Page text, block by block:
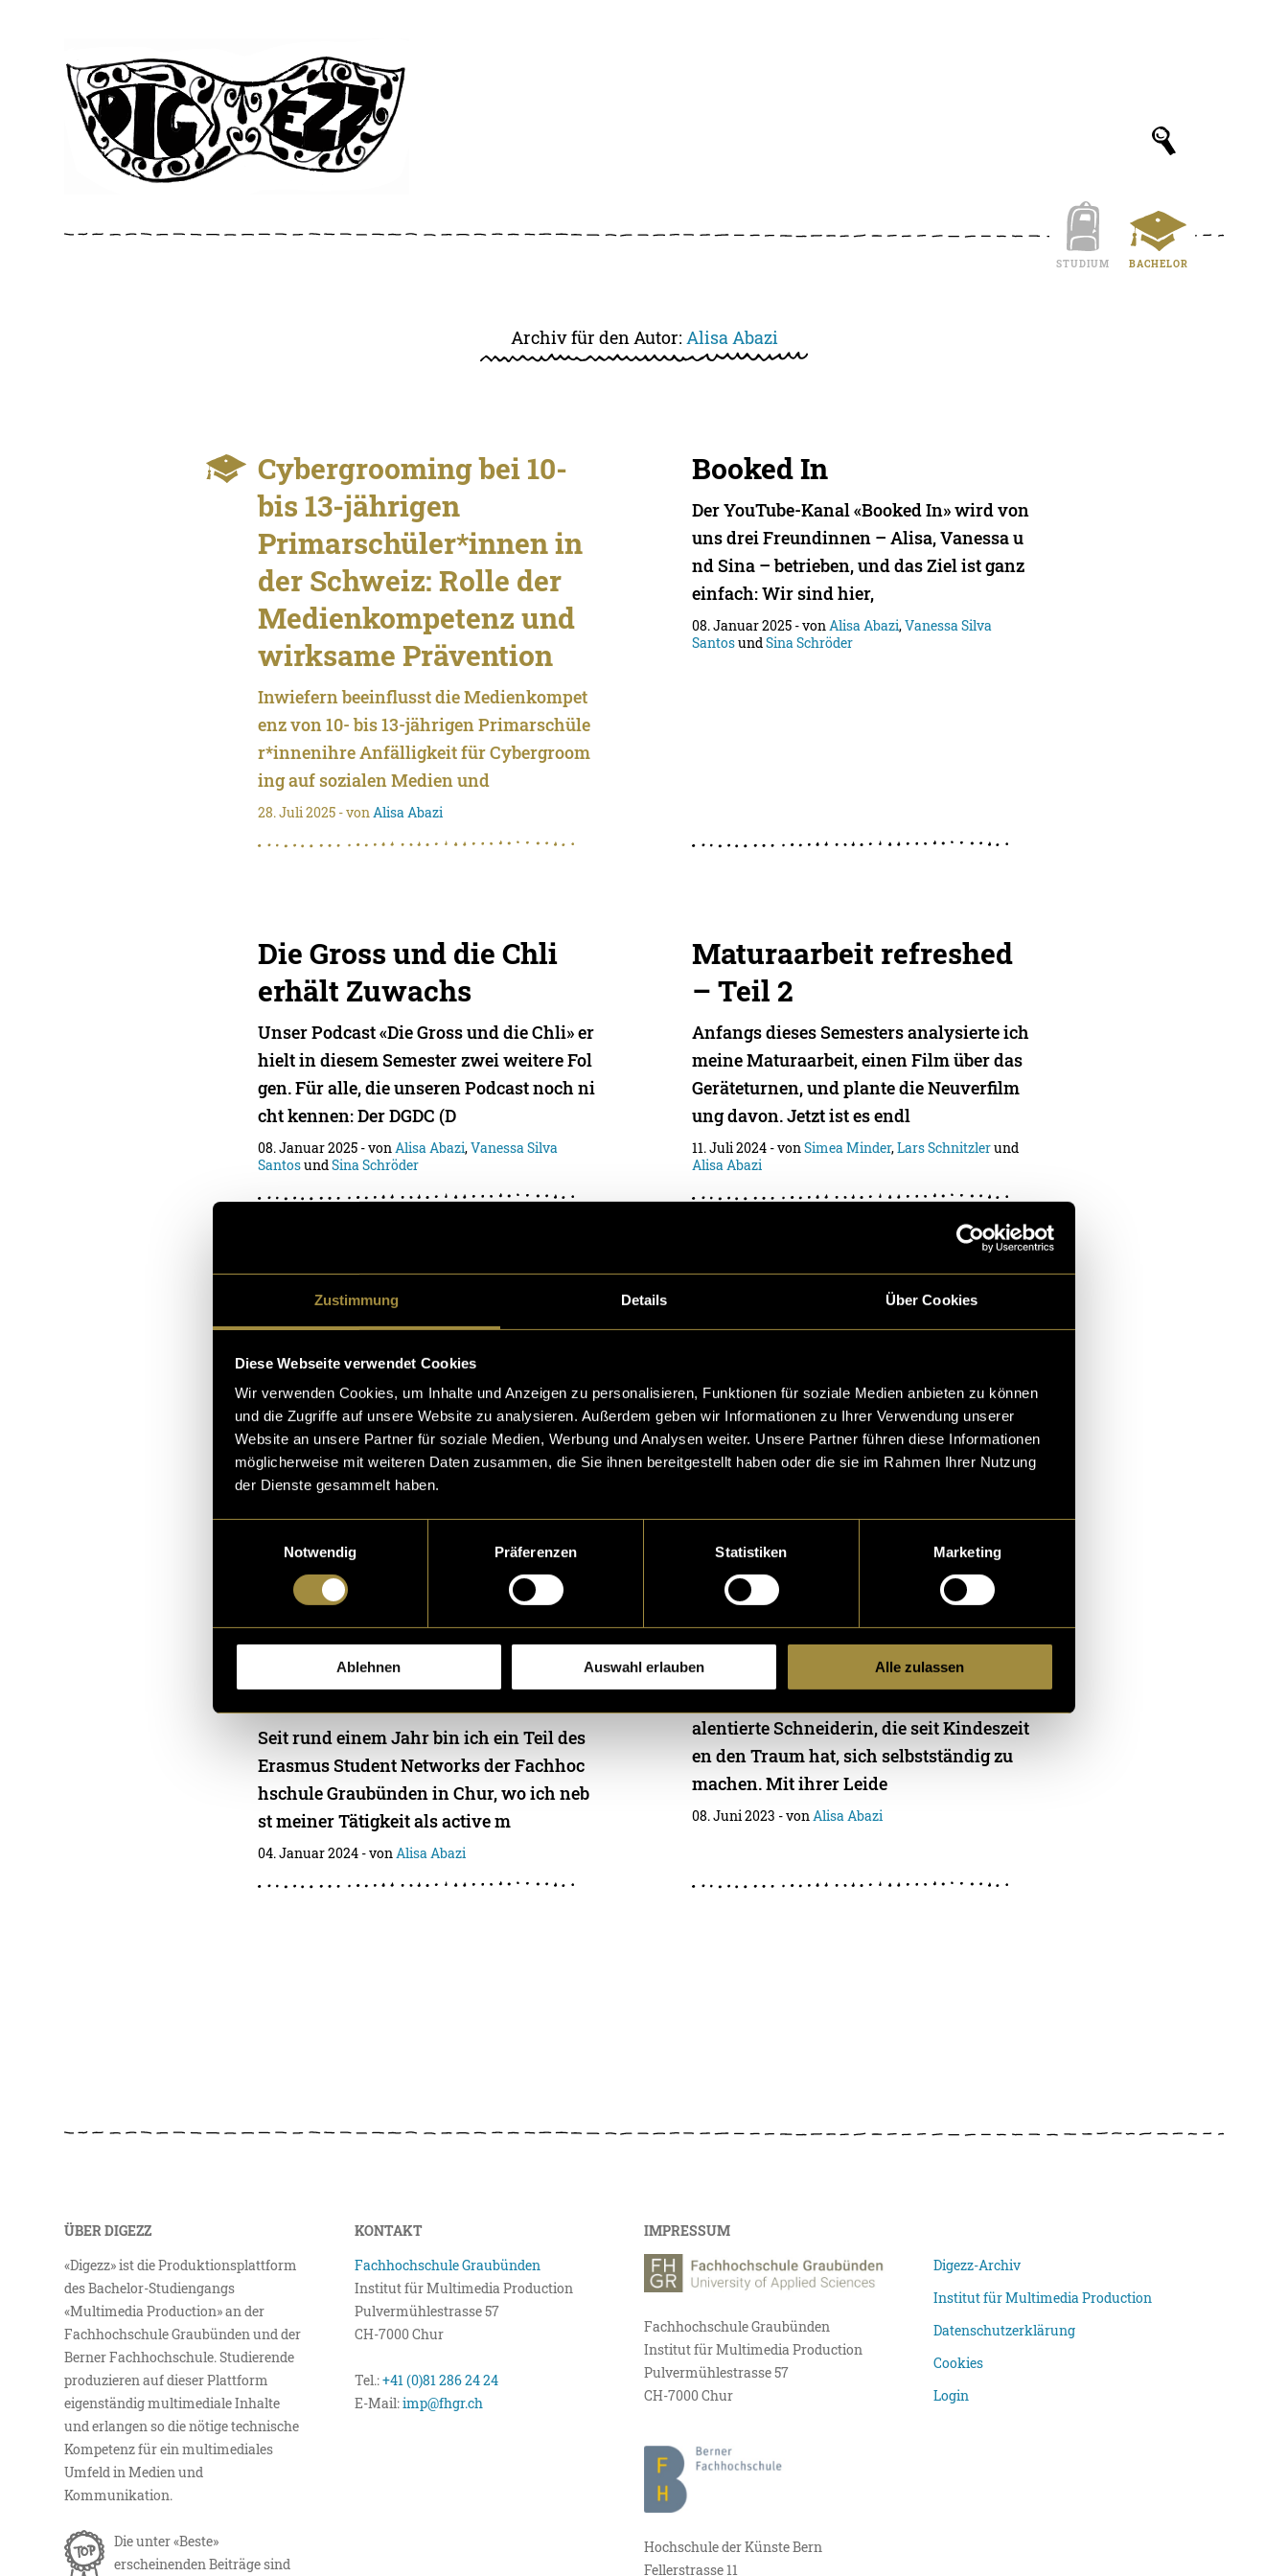
Zustimmung Details Über Cookies
Diese Webseite verwendet Cookies
Wir verwenden Cookies, um Inhalte und Anzeigen zu personalisieren, Funktionen für soziale Medien anbieten zu können
und die Zugriffe auf unsere Website zu analysieren. Außerdem geben wir Informationen zu Ihrer Verwendung unserer
Website an unsere Partner für soziale Medien, Werbung und Analysen weiter. Unsere Partner führen diese Informationen
möglicherweise mit weiteren Daten zusammen, die Sie ihnen bereitgestellt haben oder die sie im Rahmen Ihrer Nutzung
der Dienste gesammelt haben.
Notwendig
Präferenzen Statistiken Marketing
Ablehnen Auswahl erlauben Alle zulassen
STUDIUM BACHELOR
Archiv für den Autor: Alisa Abazi
Cybergrooming bei 10-
bis 13-jährigen
Primarschüler*innen in
der Schweiz: Rolle der
Medienkompetenz und
wirksame Prävention
Inwiefern beeinflusst die Medienkompet
enz von 10- bis 13-jährigen Primarschüle
r*innenihre Anfälligkeit für Cybergroom
ing auf sozialen Medien und
28. Juli 2025- vonAlisa Abazi
Booked In
Der YouTube-Kanal «Booked In» wird von
uns drei Freundinnen – Alisa, Vanessa u
nd Sina – betrieben, und das Ziel ist ganz
einfach: Wir sind hier,
08. Januar 2025 - vonAlisa Abazi,Vanessa Silva
SantosundSina Schröder
Die Gross und die Chli
erhält Zuwachs
Unser Podcast «Die Gross und die Chli» er
hielt in diesem Semester zwei weitere Fol
gen. Für alle, die unseren Podcast noch ni
cht kennen: Der DGDC (D
08. Januar 2025- vonAlisa Abazi,Vanessa Silva
SantosundSina Schröder
Maturaarbeit refreshed
– Teil 2
Anfangs dieses Semesters analysierte ich
meine Maturaarbeit, einen Film über das
Geräteturnen, und plante die Neuverfilm
ung davon. Jetzt ist es endl
11. Juli 2024 - vonSimea Minder,Lars Schnitzlerund
Alisa Abazi
DGDC PODCAST: CI/CD &
SoMe
Was machen zwei beste Freundinnen, di
e gerne "schwatzen" und ihre Meinungen
und Weltvorstellungen gerne mit der Aus
senwelt teilen möchten? Genau, sie
Santos
Die Gross und die Chli :
De Podcast
Sinder ready für de 2394ste Podcast, de u
f Digezz publiziert worde ish? Glaubet üs,
üsen ish "Special". DGDC PODCAST, wo si
ch zwei Girls treffet, u
Santos
Was mache ich beim
ESN Chur?
Seit rund einem Jahr bin ich ein Teil des
Erasmus Student Networks der Fachhoc
hschule Graubünden in Chur, wo ich neb
st meiner Tätigkeit als active m
04. Januar 2024- vonAlisa Abazi
stitch-up-atelier.
alentierte Schneiderin, die seit Kindeszeit
en den Traum hat, sich selbstständig zu
machen. Mit ihrer Leide
08. Juni 2023 - vonAlisa Abazi
ÜBER DIGEZZ
«Digezz» ist die Produktionsplattform
des Bachelor-Studiengangs
«Multimedia Production» an der
Fachhochschule Graubünden und der
Berner Fachhochschule. Studierende
produzieren auf dieser Plattform
eigenständig multimediale Inhalte
und erlangen so die nötige technische
Kompetenz für ein multimediales
Umfeld in Medien und
Kommunikation.
Die unter «Beste»
erscheinenden Beiträge sind
KONTAKT
Fachhochschule Graubünden
Institut für Multimedia Production
Pulvermühlestrasse 57
CH-7000 Chur
Tel.:+41 (0)81 286 24 24
E-Mail:imp@fhgr.ch
IMPRESSUM
Fachhochschule Graubünden
Institut für Multimedia Production
Pulvermühlestrasse 57
CH-7000 Chur
Hochschule der Künste Bern
Fellerstrasse 11
Digezz-Archiv
Institut für Multimedia Production
Datenschutzerklärung
Cookies
Login